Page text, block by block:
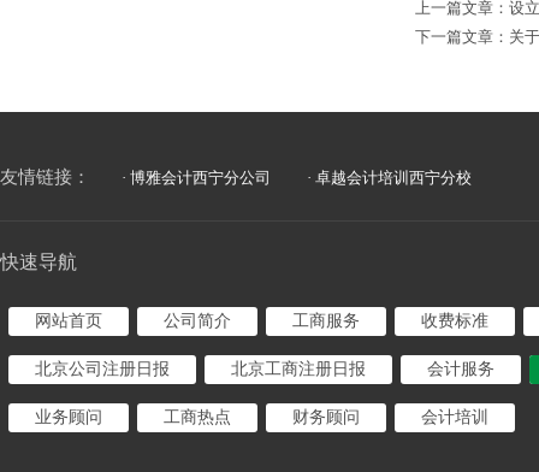
上一篇文章： 设
下一篇文章： 关
友情链接： · 博雅会计西宁分公司 · 卓越会计培训西宁分校
快速导航
网站首页 公司简介 工商服务 收费标准
北京公司注册日报 北京工商注册日报 会计服务
业务顾问 工商热点 财务顾问 会计培训